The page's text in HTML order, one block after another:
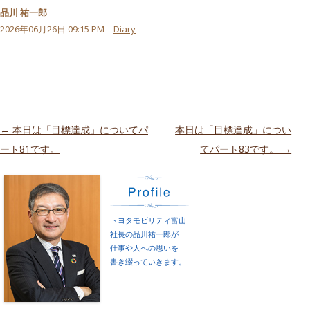
品川 祐一郎
2026年06月26日 09:15 PM｜ Diary
投稿ナビゲーション
← 本日は「目標達成」についてパ
ート81です。
本日は「目標達成」につい
てパート83です。 →
トヨタモビリティ富山
社長の品川祐一郎が
仕事や人への思いを
書き綴っていきます。